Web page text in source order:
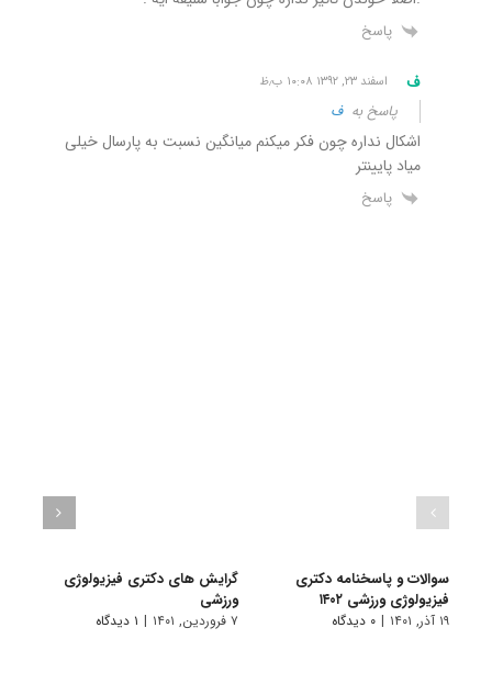
پاسخ
ف اسفند ۲۳, ۱۳۹۲ ۱۰:۰۸ ب٫ظ
پاسخ بهف
اشکال نداره چون فکر میکنم میانگین نسبت به پارسال خیلی
میاد پایینتر
پاسخ
سوالات و پاسخنامه دکتری
فیزیولوژی ورزشی ۱۴۰۲
۱۹ آذر, ۱۴۰۱ | ۰ دیدگاه
گرایش های دکتری فیزیولوژی
ورزشی
۷ فروردین, ۱۴۰۱ | ۱ دیدگاه